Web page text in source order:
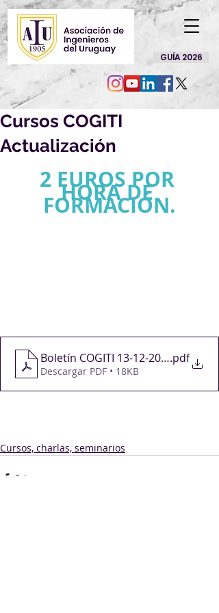
GUÍA 2026
Cursos COGITI
Actualización
2 EUROS POR
HORA DE
FORMACIÓN.
Boletín COGITI 13-12-2024.pdf
Descargar PDF • 18KB
Cursos, charlas, seminarios